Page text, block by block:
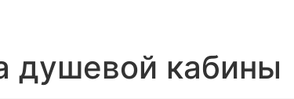
душевой кабины